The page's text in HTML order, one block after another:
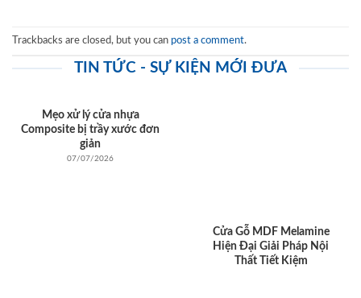
Trackbacks are closed, but you can post a comment.
TIN TỨC - SỰ KIỆN MỚI ĐƯA
Mẹo xử lý cửa nhựa
Composite bị trầy xước đơn
giản
07/07/2026
Cửa Gỗ MDF Melamine
Hiện Đại Giải Pháp Nội
Thất Tiết Kiệm